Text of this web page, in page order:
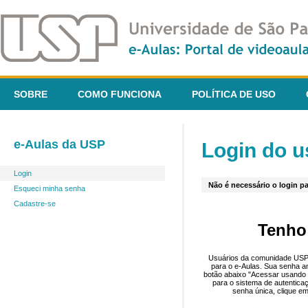
SOBRE COMO FUNCIONA POLÍTICA DE USO
e-Aulas da USP
Login
Esqueci minha senha
Cadastre-se
Login do
Não é necessário o login
Usuários da comunidade
para o e-Aulas. Sua senha
botão abaixo "Acessar
para o sistema de
senha única, clique